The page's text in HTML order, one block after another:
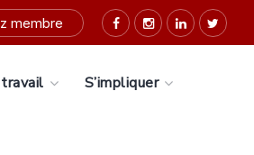
membre
S’impliquer